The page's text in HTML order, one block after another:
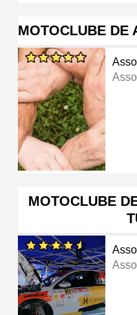
MOTOCLUBE DE
MOTOCLUBE